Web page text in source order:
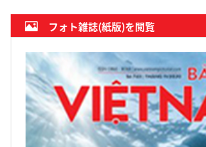
フォト雑誌(紙版)を閲覧